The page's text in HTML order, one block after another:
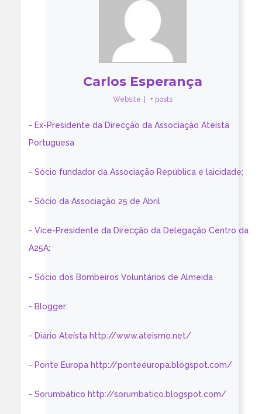
Carlos Esperança
Website + posts
- Ex-Presidente da Direcção da Associação Ateísta
Portuguesa
- Sócio fundador da Associação República e laicidade;
- Sócio da Associação 25 de Abril
- Vice-Presidente da Direcção da Delegação Centro da
A25A;
- Sócio dos Bombeiros Voluntários de Almeida
- Blogger:
- Diário Ateísta http://www.ateismo.net/
- Ponte Europa http://ponteeuropa.blogspot.com/
- Sorumbático http://sorumbatico.blogspot.com/